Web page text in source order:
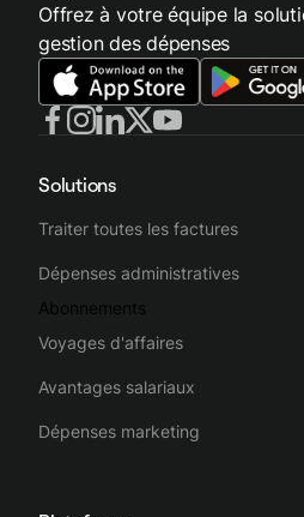
Offrez à votre équipe la
gestion des dépenses
Solutions
Traiter toutes les factures
Dépenses administratives
Abonnements
Voyages d'affaires
Avantages salariaux
Dépenses marketing